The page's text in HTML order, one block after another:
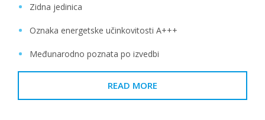
Zidna jedinica
Oznaka energetske učinkovitosti A+++
Međunarodno poznata po izvedbi
READ MORE